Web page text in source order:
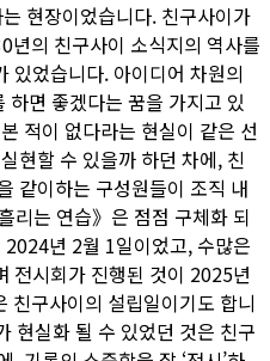
는 현장이었습니다. 친구사이가
년의 친구사이 소식지의 역사를
있었습니다. 아이디어 차원의
하면 좋겠다는 꿈을 가지고 있
적이 없다라는 현실이 같은 선
현할 수 있을까 하던 차에, 친
같이하는 구성원들이 조직 내
리는 연습》은 점점 구체화 되
년 2월 1일이었고, 수많은
전시회가 진행된 것이 2025년
친구사이의 설립일이기도 합니
현실화 될 수 있었던 것은 친구